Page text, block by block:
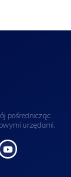
pośrednicząc
urzędami.